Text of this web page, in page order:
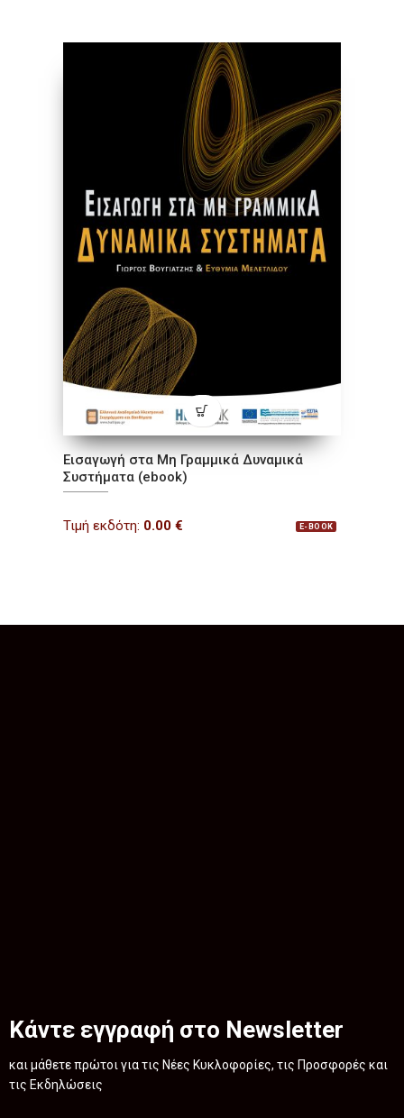
Εισαγωγή στα Μη Γραμμικά Δυναμικά
Συστήματα (ebook)
E-BOOK
Τιμή εκδότη: 0.00 €
Κάντε εγγραφή στο Newsletter
και μάθετε πρώτοι για τις Νέες Κυκλοφορίες, τις Προσφορές και
τις Εκδηλώσεις